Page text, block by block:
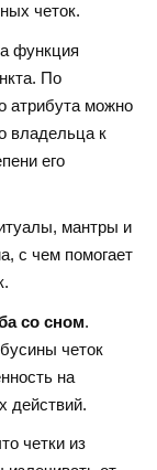
четок.
функция
По
атрибута можно
владельца к
его
мантры и
с чем помогает
со сном.
четок
на
действий.
четки из